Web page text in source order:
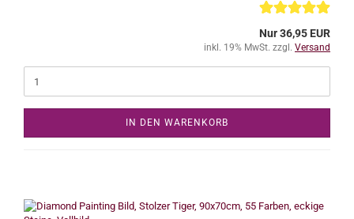
Nur 36,95 EUR
inkl. 19% MwSt. zzgl. Versand
IN DEN WARENKORB